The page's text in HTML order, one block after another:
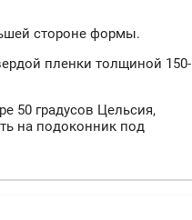
стороне формы.
пленки толщиной 150-
50 градусов Цельсия,
на подоконник под